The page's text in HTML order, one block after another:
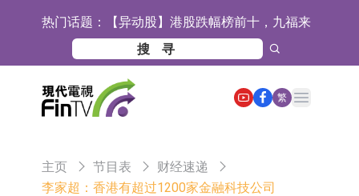
热门话题： 【异动股】港股跌幅榜前十，九福来
(08611.HK)跌21.43%，天瑞汽车内饰
(06162.HK)跌18.44%
【异动股】港股涨幅榜前十，佳明集
团控股(01271.HK)涨+78.22%，拿森
科技(02261.HK)涨+64.11%
斯迪克：公司为国内折叠屏核心功能
材料供应商
恒瑞医药：公司已在中国获批上市26
目标客户的测试认证
上期所：7月份对11个实际控制关系
繁
Open main menu
主页 节目表
财经速递
李家超：香港有超过1200家金融科技公司